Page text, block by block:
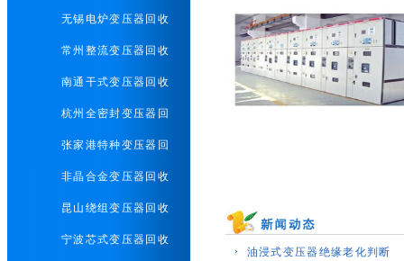
无锡电炉变压器回收
常州整流变压器回收
南通干式变压器回收
杭州全密封变压器回
张家港特种变压器回
非晶合金变压器回收
昆山绕组变压器回收
宁波芯式变压器回收
油浸式变压器绝缘老化判断